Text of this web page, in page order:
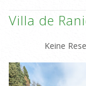
Villa de
Keine